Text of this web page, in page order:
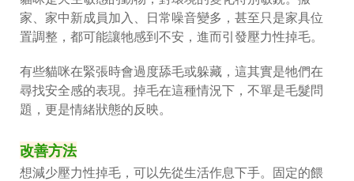
家、家中新成員加入、日常噪音變多，甚至只是家具位
置調整，都可能讓牠感到不安，進而引發壓力性掉毛。
有些貓咪在緊張時會過度舔毛或躲藏，這其實是牠們在
尋找安全感的表現。掉毛在這種情況下，不單是毛髮問
題，更是情緒狀態的反映。
改善方法
想減少壓力性掉毛，可以先從生活作息下手。固定的餵